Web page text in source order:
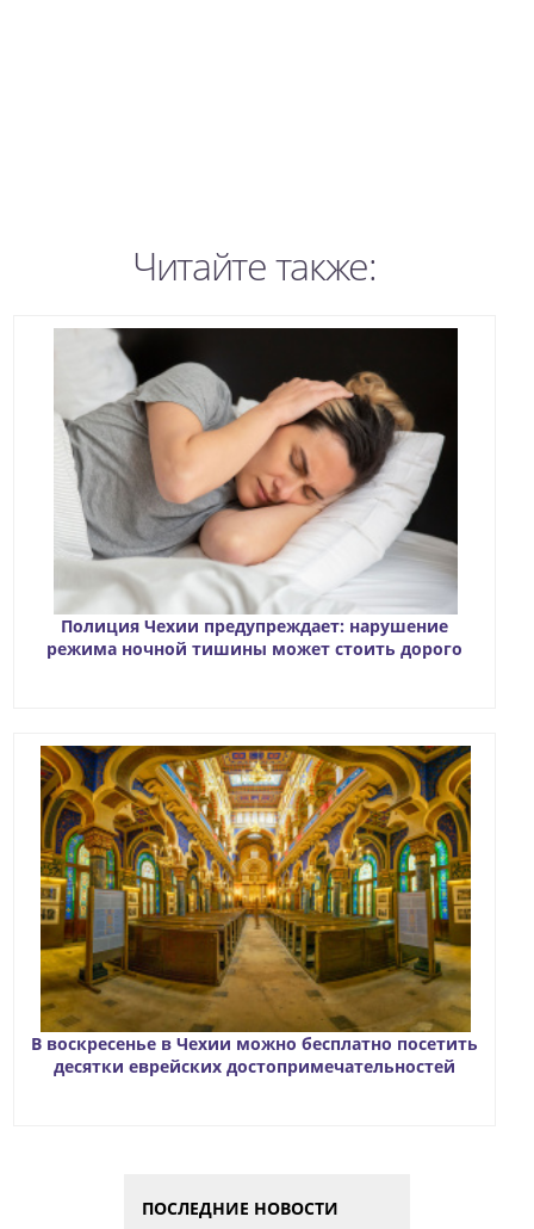
Читайте также:
Полиция Чехии предупреждает: нарушение
режима ночной тишины может стоить дорого
В воскресенье в Чехии можно бесплатно посетить
десятки еврейских достопримечательностей
ПОСЛЕДНИЕ НОВОСТИ